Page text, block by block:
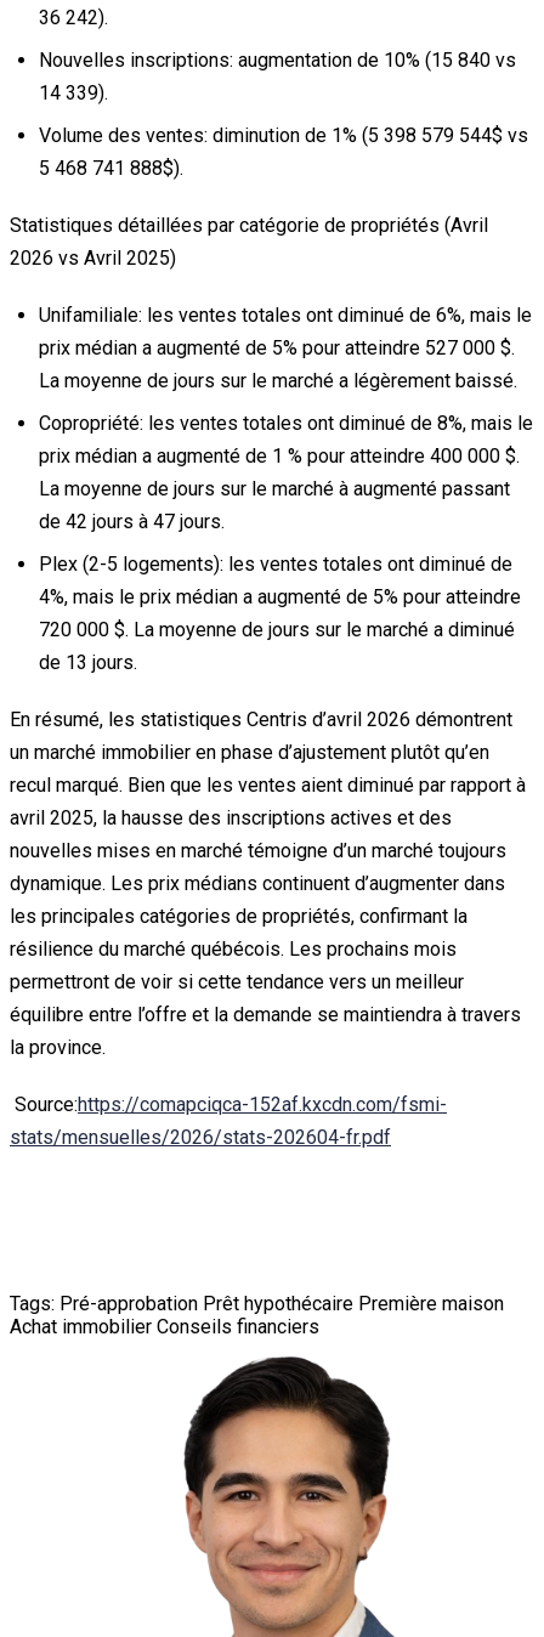
36 242).
Nouvelles inscriptions: augmentation de 10% (15 840 vs
14 339).
Volume des ventes: diminution de 1% (5 398 579 544$ vs
5 468 741 888$).
Statistiques détaillées par catégorie de propriétés (Avril
2026 vs Avril 2025)
Unifamiliale: les ventes totales ont diminué de 6%, mais le
prix médian a augmenté de 5% pour atteindre 527 000 $.
La moyenne de jours sur le marché a légèrement baissé.
Copropriété: les ventes totales ont diminué de 8%, mais le
prix médian a augmenté de 1 % pour atteindre 400 000 $.
La moyenne de jours sur le marché à augmenté passant
de 42 jours à 47 jours.
Plex (2-5 logements): les ventes totales ont diminué de
4%, mais le prix médian a augmenté de 5% pour atteindre
720 000 $. La moyenne de jours sur le marché a diminué
de 13 jours.
En résumé, les statistiques Centris d’avril 2026 démontrent
un marché immobilier en phase d’ajustement plutôt qu’en
recul marqué. Bien que les ventes aient diminué par rapport à
avril 2025, la hausse des inscriptions actives et des
nouvelles mises en marché témoigne d’un marché toujours
dynamique. Les prix médians continuent d’augmenter dans
les principales catégories de propriétés, confirmant la
résilience du marché québécois. Les prochains mois
permettront de voir si cette tendance vers un meilleur
équilibre entre l’offre et la demande se maintiendra à travers
la province.
Source:https://comapciqca-152af.kxcdn.com/fsmi-
stats/mensuelles/2026/stats-202604-fr.pdf
Tags: Pré-approbation Prêt hypothécaire Première maison
Achat immobilier Conseils financiers